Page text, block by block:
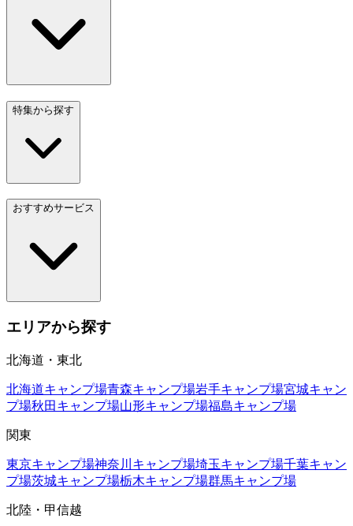
特集から探す
おすすめサービス
エリアから探す
北海道・東北
北海道キャンプ場青森キャンプ場岩手キャンプ場宮城キャン
プ場秋田 キャンプ場山形キャンプ場福島キャンプ場
関東
東京キャンプ場神奈川 キャンプ場埼玉キャンプ場千葉キャン
プ場茨城キャンプ場栃木キャンプ場群馬キャンプ場
北陸・甲信越